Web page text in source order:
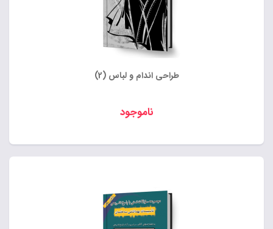
طراحی اندام و لباس (2)
ناموجود